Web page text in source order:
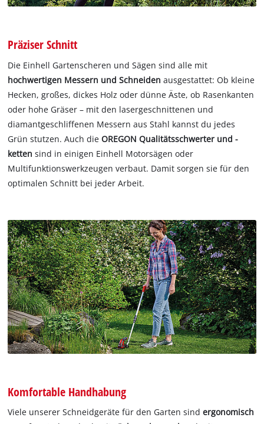
Präziser Schnitt
Die Einhell Gartenscheren und Sägen sind alle mit
hochwertigen Messern und Schneiden ausgestattet: Ob kleine
Hecken, großes, dickes Holz oder dünne Äste, ob Rasenkanten
oder hohe Gräser – mit den lasergeschnittenen und
diamantgeschliffenen Messern aus Stahl kannst du jedes
Grün stutzen. Auch dieOREGON Qualitätsschwerter und -
ketten sind in einigen Einhell Motorsägen oder
Multifunktionswerkzeugen verbaut. Damit sorgen sie für den
optimalen Schnitt bei jeder Arbeit.
Komfortable Handhabung
Viele unserer Schneidgeräte für den Garten sindergonomisch